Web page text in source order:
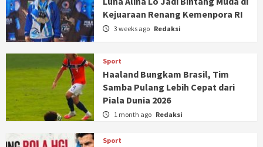
Kejuaraan Renang Kemenpora RI
3 weeks ago Redaksi
Sport
Haaland Bungkam Brasil, Tim
Samba Pulang Lebih Cepat dari
Piala Dunia 2026
1 month ago Redaksi
Sport